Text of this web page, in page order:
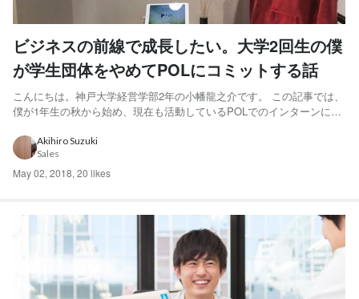
ビジネスの前線で成長したい。大学2回生の僕
が学生団体をやめてPOLにコミットする話
こんにちは。神戸大学経営学部2年の小幡龍之介です。 この記事では、
僕が1年生の秋から始め、現在も活動しているPOLでのインターンにつ
年生の春にビジネス系の学生団体に入って、実際に法人営業に行くな
ど積極的に活動していました。 しかし、もっと深くビジ...
Akihiro Suzuki
Sales
May 02, 2018, 20 likes